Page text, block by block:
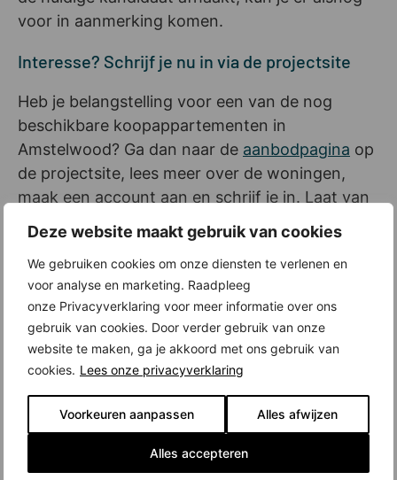
Deze website maakt gebruik van cookies
We gebruiken cookies om onze diensten te verlenen en
voor analyse en marketing. Raadpleeg
onze Privacyverklaring voor meer informatie over ons
gebruik van cookies. Door verder gebruik van onze
website te maken, ga je akkoord met ons gebruik van
cookies. Lees onze privacyverklaring
Voorkeuren aanpassen Alles afwijzen
Alles accepteren
voor in aanmerking komen.
Interesse? Schrijf je nu in via de projectsite
Heb je belangstelling voor een van de nog
beschikbare koopappartementen in
Amstelwood? Ga dan naar de aanbodpagina op
de projectsite, lees meer over de woningen,
maak een account aan en schrijf je in. Laat van
tevoren wel even een (gratis) financiële check
doen bij je bank. Die heb je nodig als je je
inschrijft. Bovendien weet je dan dat je de
woning die jij op het oog hebt, kunt betalen.
Amstelwood krijgt behalve koop- ook
huurappartementen. De inschrijving daarvoor
start later pas..
Amstelwood: wonen nabij stadshart
Amstelveen en Amsterdamse Bos
Amstelwood verrijst aan de Ouderkerkerlaan in